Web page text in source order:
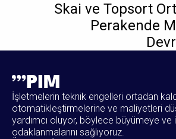
Skai ve Topsort
Perakende
İşletmelerin teknik engelleri ortadan
otomatikleştirmelerine ve maliyetleri
yardımcı oluyor, böylece büyümeye ve
odaklanmalarını sağlıyoruz.